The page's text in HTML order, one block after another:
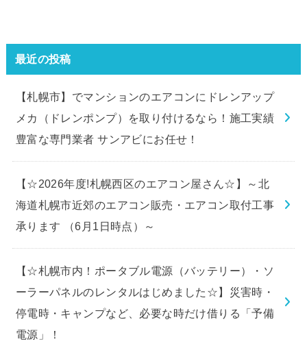
最近の投稿
【札幌市】でマンションのエアコンにドレンアップ
メカ（ドレンポンプ）を取り付けるなら！施工実績
豊富な専門業者 サンアビにお任せ！
【☆2026年度!札幌西区のエアコン屋さん☆】～北
海道札幌市近郊のエアコン販売・エアコン取付工事
承ります （6月1日時点）～
【☆札幌市内！ポータブル電源（バッテリー）・ソ
ーラーパネルのレンタルはじめました☆】災害時・
停電時・キャンプなど、必要な時だけ借りる「予備
電源」！